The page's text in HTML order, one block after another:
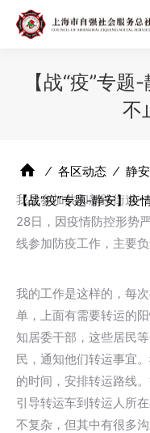
【战“疫”专
不
⁄ 各区动态 ⁄ 静
【战“疫”专题-静安】疫
我是参加共和新路街道
28日，因疫情防控形势
线参加防疫工作，主要
我的工作是这样的，每
单，上面有需要转运的
知居委干部，这些居民
民，通知他们转运事宜
的时间，安排转运路线
引导转运车到转运人所
不复杂，但其中有很多